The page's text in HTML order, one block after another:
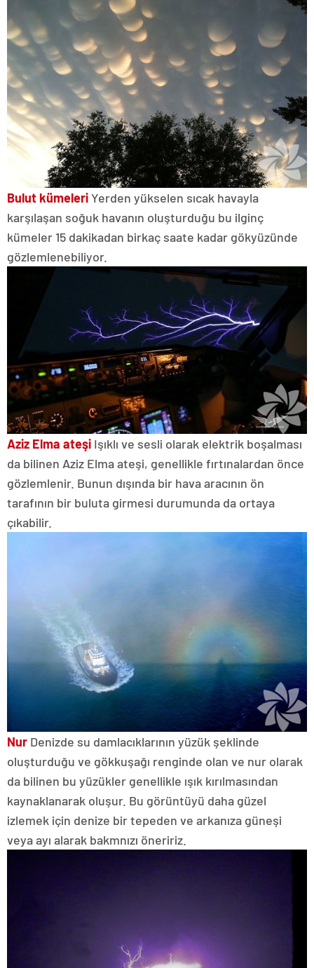
Bulut kümeleriYerden yükselen sıcak havayla
karşılaşan soğuk havanın oluşturduğu bu ilginç
kümeler 15 dakikadan birkaç saate kadar gökyüzünde
gözlemlenebiliyor.
Aziz Elma ateşi Işıklı ve sesli olarak elektrik boşalması
da bilinen Aziz Elma ateşi, genellikle fırtınalardan önce
gözlemlenir. Bunun dışında bir hava aracının ön
tarafının bir buluta girmesi durumunda da ortaya
çıkabilir.
Nur Denizde su damlacıklarının yüzük şeklinde
oluşturduğu ve gökkuşağı renginde olan ve nur olarak
da bilinen bu yüzükler genellikle ışık kırılmasından
kaynaklanarak oluşur. Bu görüntüyü daha güzel
izlemek için denize bir tepeden ve arkanıza güneşi
veya ayı alarak bakmnızı öneririz.